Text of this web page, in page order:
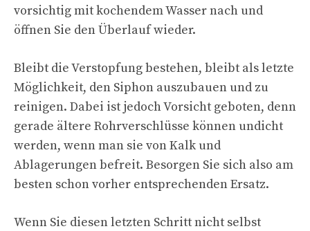
vorsichtig mit kochendem Wasser nach und
öffnen Sie den Überlauf wieder.
Bleibt die Verstopfung bestehen, bleibt als letzte
Möglichkeit, den Siphon auszubauen und zu
reinigen. Dabei ist jedoch Vorsicht geboten, denn
gerade ältere Rohrverschlüsse können undicht
werden, wenn man sie von Kalk und
Ablagerungen befreit. Besorgen Sie sich also am
besten schon vorher entsprechenden Ersatz.
Wenn Sie diesen letzten Schritt nicht selbst